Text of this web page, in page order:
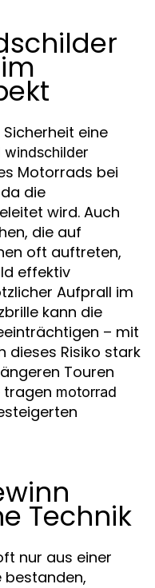
eine
windschilder
Motorrads bei
die
wird. Auch
die auf
oft auftreten,
effektiv
Aufprall im
kann die
– mit
dieses Risiko stark
Touren
tragen motorrad
Technik
nur aus einer
bestanden,